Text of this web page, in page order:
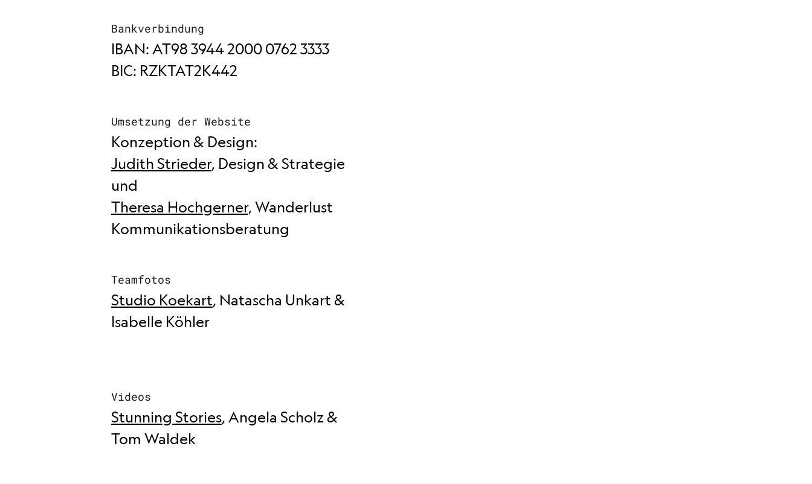
Bankverbindung
IBAN: AT98 3944 2000 0762 3333
BIC: RZKTAT2K442
Umsetzung der Website
Konzeption & Design:
Judith Strieder, Design & Strategie
und
Theresa Hochgerner, Wanderlust
Kommunikationsberatung
Teamfotos
Studio Koekart, Natascha Unkart &
Isabelle Köhler
Videos
Stunning Stories, Angela Scholz &
Tom Waldek